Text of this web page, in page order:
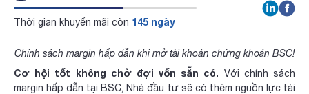
Thời gian khuyến mãi còn 145 ngày
Chính sách margin hấp dẫn khi mở tài khoản chứng khoán BSC!
Cơ hội tốt không chờ đợi vốn sẵn có. Với chính sách
margin hấp dẫn tại BSC, Nhà đầu tư sẽ có thêm nguồn lực tài